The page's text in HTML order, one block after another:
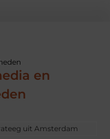
en
uit Amsterdam